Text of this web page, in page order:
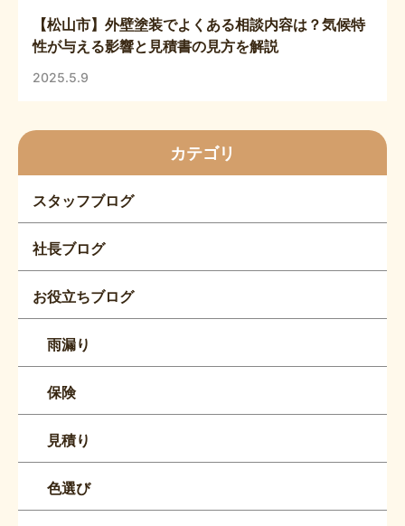
【松山市】外壁塗装でよくある相談内容は？気候特
性が与える影響と見積書の見方を解説
2025.5.9
カテゴリ
スタッフブログ
社長ブログ
お役立ちブログ
雨漏り
保険
見積り
色選び